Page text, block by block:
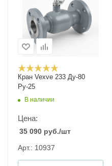
Кран Vexve 233 Ду-80
Ру-25
В наличии
Цена:
35 090 руб./шт
Арт.: 10937